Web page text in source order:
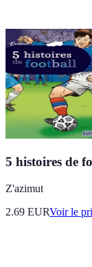
5 histoires de
Z'azimut
2.69 EURVoir le